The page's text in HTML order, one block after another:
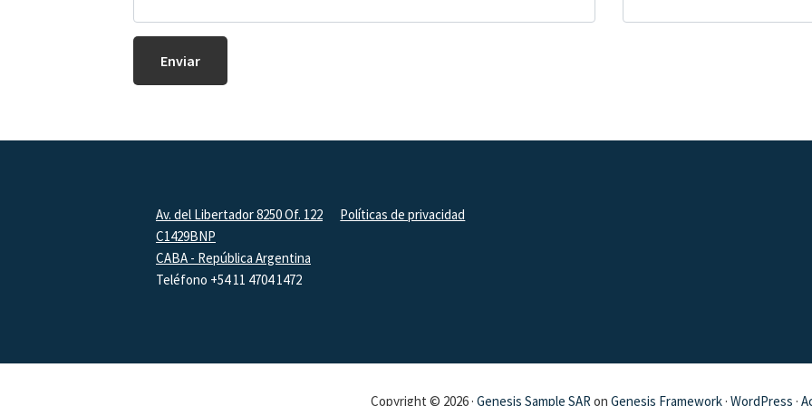
Av. del Libertador 8250 Of. 122
C1429BNP
CABA - República Argentina
Teléfono +54 11 4704 1472
Políticas de privacidad
Copyright © 2026 · Genesis Sample SARon Genesis Framework · WordPress ·